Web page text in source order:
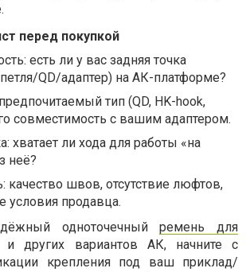
перед покупкой
есть ли у вас задняя точка
QD/адаптер) на АК-платформе?
тип (QD, HK-hook,
совместимость с вашим адаптером.
хватает ли хода для работы «на
неё?
качество швов, отсутствие люфтов,
условия продавца.
одноточечныйремень для
других вариантов АК, начните с
крепления под ваш приклад/